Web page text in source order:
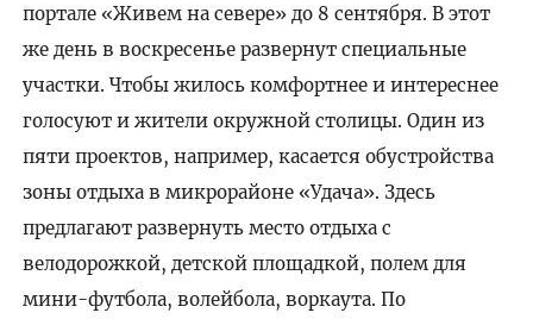
портале «Живем на севере» до 8 сентября. В этот
же день в воскресенье развернут специальные
участки. Чтобы жилось комфортнее и интереснее
голосуют и жители окружной столицы. Один из
пяти проектов, например, касается обустройства
зоны отдыха в микрорайоне «Удача». Здесь
предлагают развернуть место отдыха с
велодорожкой, детской площадкой, полем для
мини-футбола, волейбола, воркаута. По